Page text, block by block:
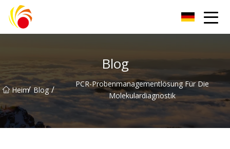
Blog
Heim/ Blog /
PCR-Probenmanagementlösung Für Die
Molekulardiagnostik